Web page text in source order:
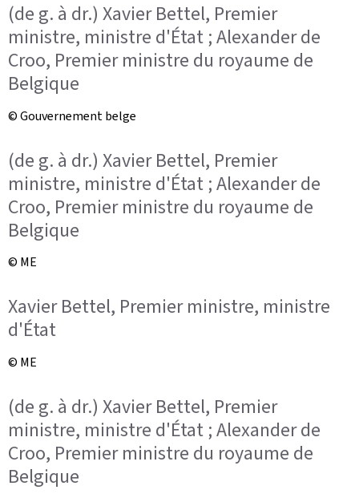
(de g. à dr.) Xavier Bettel, Premier
ministre, ministre d'État ; Alexander de
Croo, Premier ministre du royaume de
Belgique
© Gouvernement belge
(de g. à dr.) Xavier Bettel, Premier
ministre, ministre d'État ; Alexander de
Croo, Premier ministre du royaume de
Belgique
© ME
Xavier Bettel, Premier ministre, ministre
d'État
© ME
(de g. à dr.) Xavier Bettel, Premier
ministre, ministre d'État ; Alexander de
Croo, Premier ministre du royaume de
Belgique